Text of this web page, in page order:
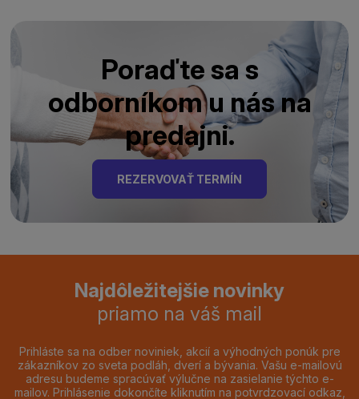
Poraďte sa s
odborníkom u nás na
predajni.
REZERVOVAŤ TERMÍN
Najdôležitejšie novinky
priamo na váš mail
Prihláste sa na odber noviniek, akcií a výhodných ponúk pre
zákazníkov zo sveta podláh, dverí a bývania. Vašu e-mailovú
adresu budeme spracúvať výlučne na zasielanie týchto e-
mailov. Prihlásenie dokončíte kliknutím na potvrdzovací odkaz,